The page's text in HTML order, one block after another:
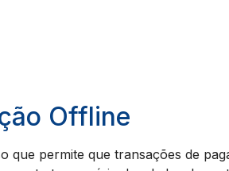
Offline
que permite que transações de